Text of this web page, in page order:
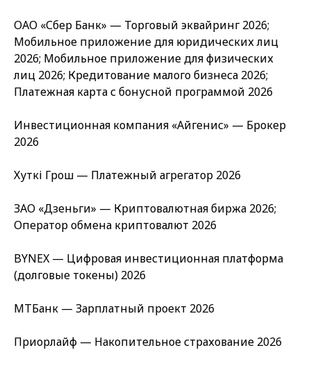
ОАО «Сбер Банк» — Торговый эквайринг 2026;
Мобильное приложение для юридических лиц
2026; Мобильное приложение для физических
лиц 2026; Кредитование малого бизнеса 2026;
Платежная карта с бонусной программой 2026
Инвестиционная компания «Айгенис» — Брокер
2026
Хуткі Грош — Платежный агрегатор 2026
ЗАО «Дзеньги» — Криптовалютная биржа 2026;
Оператор обмена криптовалют 2026
BYNEX — Цифровая инвестиционная платформа
(долговые токены) 2026
МТБанк — Зарплатный проект 2026
Приорлайф — Накопительное страхование 2026